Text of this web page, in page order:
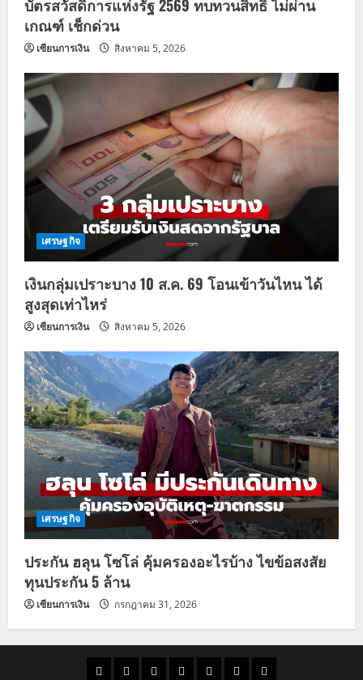
บัตรสวัสดิการแห่งรัฐ 2569 ทบทวนสิทธิ์ ไม่ผ่าน
เกณฑ์ เช็กด่วน
เซียนการเงิน สิงหาคม 5, 2026
เศรษฐกิจ
เงินกลุ่มเปราะบาง 10 ส.ค. 69 โอนเข้าวันไหน ได้
สูงสุดเท่าไหร่
เซียนการเงิน สิงหาคม 5, 2026
เศรษฐกิจ
ประกัน ฮลุน โซโล่ คุ้มครองอะไรบ้าง ไขข้อสงสัย
ทุนประกัน 5 ล้าน
เซียนการเงิน กรกฎาคม 31, 2026
ราคาแนว ข่าว ข่าว ดูด ที่ ผู้ชาย